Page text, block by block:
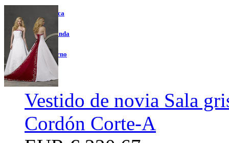
Peluca
Bufanda
Adorno
Vestido de novia Sala
Cordón Corte-A